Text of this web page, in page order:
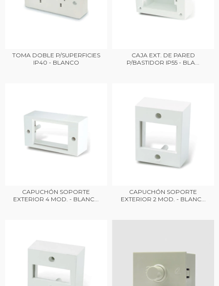
TOMA DOBLE P/SUPERFICIES
IP40 - BLANCO
CAJA EXT. DE PARED
P/BASTIDOR IP55 - BLA...
CAPUCHÓN SOPORTE
EXTERIOR 4 MOD. - BLANC...
CAPUCHÓN SOPORTE
EXTERIOR 2 MOD. - BLANC...